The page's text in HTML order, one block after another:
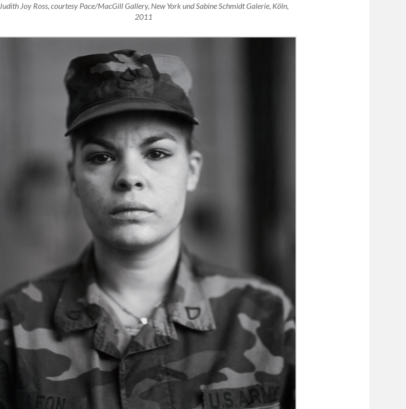
Judith Joy Ross, courtesy Pace/MacGill Gallery, New York und Sabine Schmidt Galerie, Köln,
2011